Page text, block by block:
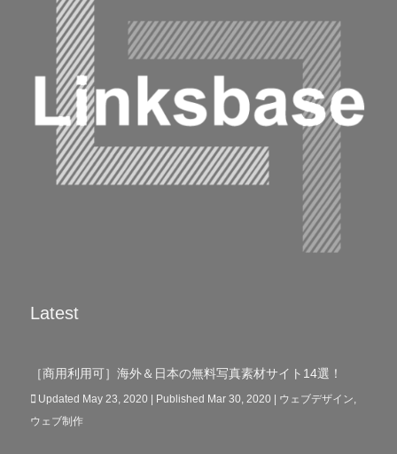
Latest
［商用利用可］海外＆日本の無料写真素材サイト14選！
Updated May 23, 2020 | Published Mar 30, 2020| ウェブデザイン,
ウェブ制作